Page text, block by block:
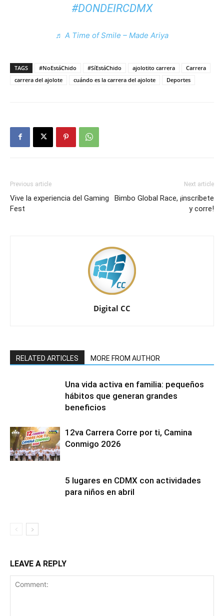
#DONDEIRCDMX
♬ A Time of Smile – Made Ariya
TAGS #NoEstáChido #SíEstáChido ajolotito carrera
Carrera
carrera del ajolote
cuándo es la carrera del ajolote Deportes
Previous article
Vive la experiencia del Gaming
Fest
Next article
Bimbo Global Race, ¡inscríbete
y corre!
Digital CC
RELATED ARTICLES MORE FROM AUTHOR
Una vida activa en familia: pequeños
hábitos que generan grandes
beneficios
12va Carrera Corre por ti, Camina
Conmigo 2026
5 lugares en CDMX con actividades
para niños en abril
LEAVE A REPLY